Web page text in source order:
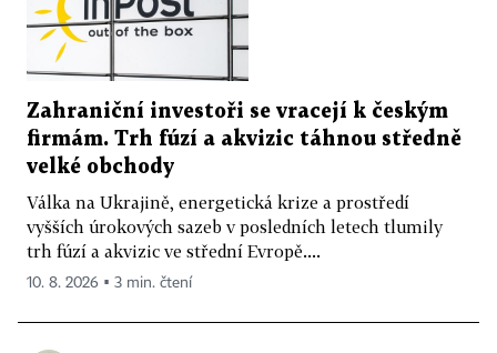
Zahraniční investoři se vracejí k českým
firmám. Trh fúzí a akvizic táhnou středně
velké obchody
Válka na Ukrajině, energetická krize a prostředí
vyšších úrokových sazeb v posledních letech tlumily
trh fúzí a akvizic ve střední Evropě....
10. 8. 2026 ▪ 3 min. čtení